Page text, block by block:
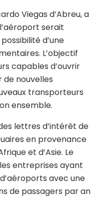
Viegas d’Abreu, a
serait
d’une
L’objectif
capables d’ouvrir
de nouvelles
transporteurs
ensemble.
lettres d’intérêt de
en provenance
et d’Asie. Le
entreprises ayant
avec une
de passagers par an